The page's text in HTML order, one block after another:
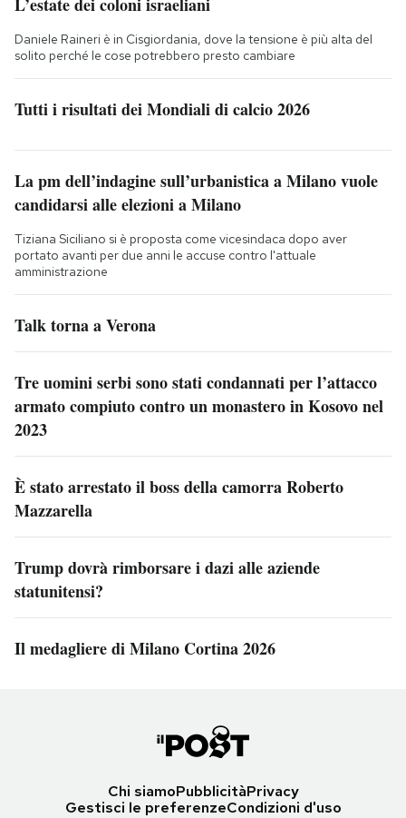
L’estate dei coloni israeliani
Daniele Raineri è in Cisgiordania, dove la tensione è più alta del
solito perché le cose potrebbero presto cambiare
Tutti i risultati dei Mondiali di calcio 2026
La pm dell’indagine sull’urbanistica a Milano vuole
candidarsi alle elezioni a Milano
Tiziana Siciliano si è proposta come vicesindaca dopo aver
portato avanti per due anni le accuse contro l'attuale
amministrazione
Talk torna a Verona
Tre uomini serbi sono stati condannati per l’attacco
armato compiuto contro un monastero in Kosovo nel
2023
È stato arrestato il boss della camorra Roberto
Mazzarella
Trump dovrà rimborsare i dazi alle aziende
statunitensi?
Il medagliere di Milano Cortina 2026
Chi siamoPubblicitàPrivacy
Gestisci le preferenzeCondizioni d'uso